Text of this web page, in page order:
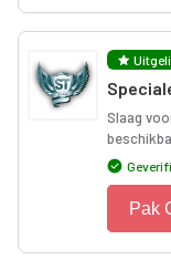
Slaag
Pak